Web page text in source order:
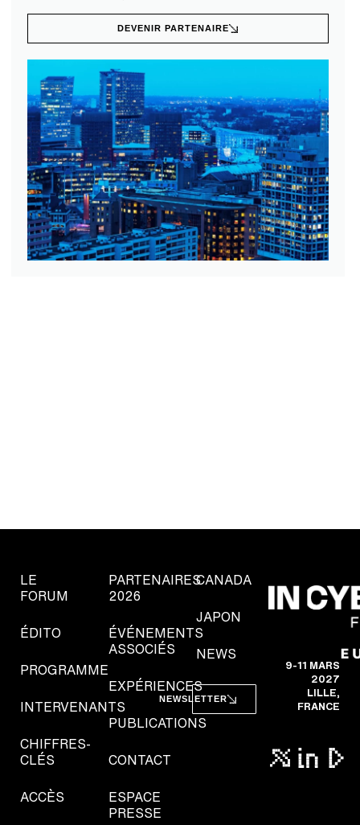
DEVENIR PARTENAIRE
LE
FORUM
ÉDITO
PROGRAMME
INTERVENANTS
CHIFFRES-
CLÉS
ACCÈS
PARTENAIRES
2026
ÉVÉNEMENTS
ASSOCIÉS
EXPÉRIENCES
PUBLICATIONS
CONTACT
ESPACE
PRESSE
CANADA
JAPON
NEWS
NEWSLETTER
9-11 MARS
2027
LILLE,
FRANCE